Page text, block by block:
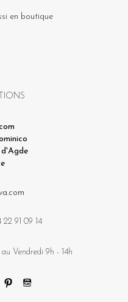
en boutique
22 91 09 14
Vendredi 9h - 14h